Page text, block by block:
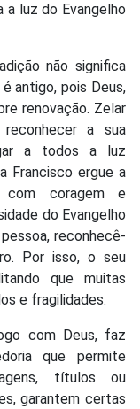
a luz do Evangelho
não significa
antigo, pois Deus,
renovação. Zelar
a sua
a todos a luz
Francisco ergue a
com coragem e
do Evangelho
reconhecê-
Por isso, o seu
que muitas
e fragilidades.
com Deus, faz
que permite
títulos ou
garantem certas